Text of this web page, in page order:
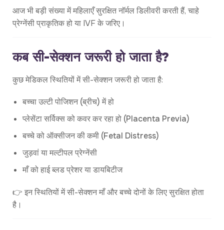
आज भी बड़ी संख्या में महिलाएँ सुरक्षित नॉर्मल डिलीवरी करती हैं, चाहे
प्रेग्नेंसी प्राकृतिक हो या IVF के जरिए।
कब सी-सेक्शन जरूरी हो जाता है?
कुछ मेडिकल स्थितियों में सी-सेक्शन जरूरी हो जाता है:
बच्चा उल्टी पोजिशन (ब्रीच) में हो
प्लेसेंटा सर्विक्स को कवर कर रहा हो (Placenta Previa)
बच्चे को ऑक्सीजन की कमी (Fetal Distress)
जुड़वां या मल्टीपल प्रेग्नेंसी
माँ को हाई ब्लड प्रेशर या डायबिटीज
👉 इन स्थितियों में सी-सेक्शन माँ और बच्चे दोनों के लिए सुरक्षित होता
है।